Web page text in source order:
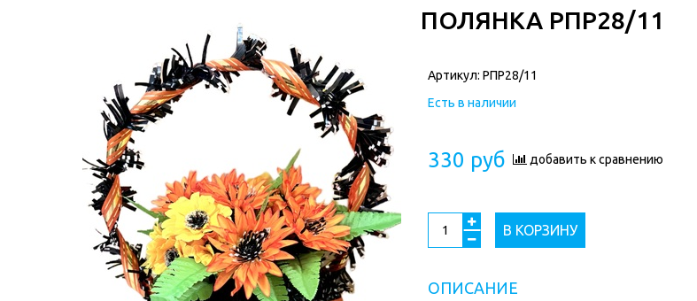
ПОЛЯНКА РПР28/11
Артикул: РПР28/11
Есть в наличии
330 руб добавить к сравнению
В КОРЗИНУ
ОПИСАНИЕ